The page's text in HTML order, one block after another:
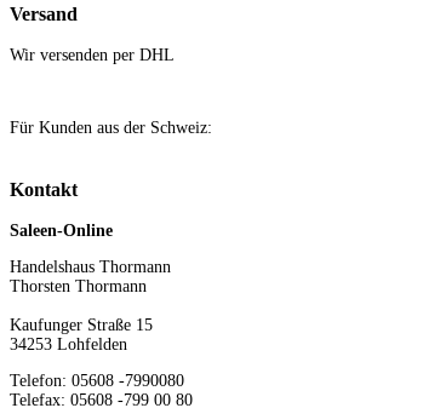
Versand
Wir versenden per DHL
Für Kunden aus der Schweiz:
Kontakt
Saleen-Online
Handelshaus Thormann
Thorsten Thormann
Kaufunger Straße 15
34253 Lohfelden
Telefon: 05608 -7990080
Telefax: 05608 -799 00 80